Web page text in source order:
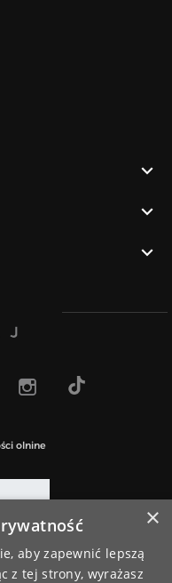



olnine
×
aby zapewnić lepszą
z tej strony, wyrażasz